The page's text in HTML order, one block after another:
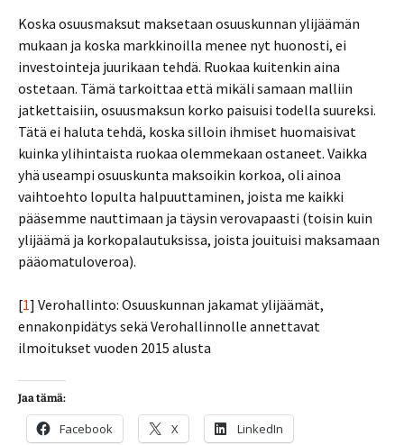
Koska osuusmaksut maksetaan osuuskunnan ylijäämän
mukaan ja koska markkinoilla menee nyt huonosti, ei
investointeja juurikaan tehdä. Ruokaa kuitenkin aina
ostetaan. Tämä tarkoittaa että mikäli samaan malliin
jatkettaisiin, osuusmaksun korko paisuisi todella suureksi.
Tätä ei haluta tehdä, koska silloin ihmiset huomaisivat
kuinka ylihintaista ruokaa olemmekaan ostaneet. Vaikka
yhä useampi osuuskunta maksoikin korkoa, oli ainoa
vaihtoehto lopulta halpuuttaminen, joista me kaikki
pääsemme nauttimaan ja täysin verovapaasti (toisin kuin
ylijäämä ja korkopalautuksissa, joista jouituisi maksamaan
pääomatuloveroa).
[1] Verohallinto: Osuuskunnan jakamat ylijäämät,
ennakonpidätys sekä Verohallinnolle annettavat
ilmoitukset vuoden 2015 alusta
Jaa tämä:
Facebook X LinkedIn